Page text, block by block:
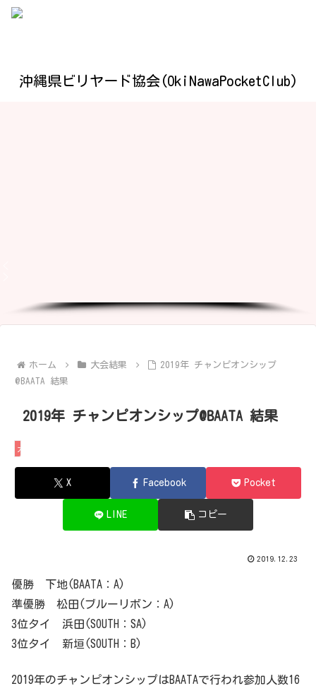
沖縄県ビリヤード協会(OkiNawaPocketClub)
ホーム 大会結果
2019年 チャンピオンシップ
@BAATA 結果
2019年 チャンピオンシップ@BAATA 結果
大会結果
X Facebook Pocket
LINE コピー
2019.12.23
優勝 下地(BAATA：A)
準優勝 松田(ブルーリボン：A)
3位タイ 浜田(SOUTH：SA)
3位タイ 新垣(SOUTH：B)
2019年のチャンピオンシップはBAATAで行われ参加人数16